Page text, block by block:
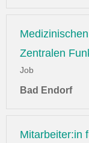
Zentralen
Job
Bad Endorf
Mitarbeiter:in